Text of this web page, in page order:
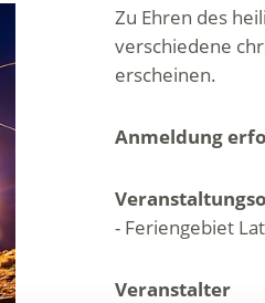
Zu Ehren des
verschiedene
erscheinen.
Anmeldung
- Feriengebiet
Veranstalter